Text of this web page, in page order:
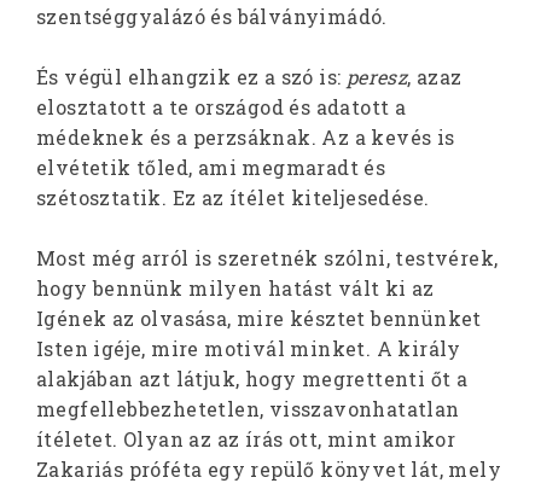
szentséggyalázó és bálványimádó.
És végül elhangzik ez a szó is: peresz, azaz
elosztatott a te országod és adatott a
médeknek és a perzsáknak. Az a kevés is
elvétetik tőled, ami megmaradt és
szétosztatik. Ez az ítélet kiteljesedése.
Most még arról is szeretnék szólni, testvérek,
hogy bennünk milyen hatást vált ki az
Igének az olvasása, mire késztet bennünket
Isten igéje, mire motivál minket. A király
alakjában azt látjuk, hogy megrettenti őt a
megfellebbezhetetlen, visszavonhatatlan
ítéletet. Olyan az az írás ott, mint amikor
Zakariás próféta egy repülő könyvet lát, mely